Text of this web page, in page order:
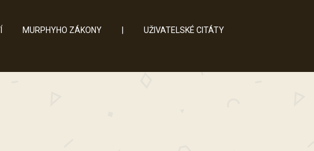
MURPHYHO ZÁKONY UŽIVATELSKÉ CITÁTY